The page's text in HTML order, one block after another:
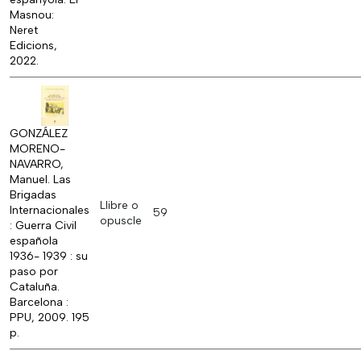
Masnou:
Neret
Edicions,
2022.
GONZÁLEZ
MORENO-
NAVARRO,
Manuel. Las
Brigadas
Internacionales
: Guerra Civil
española
1936- 1939 : su
paso por
Cataluña.
Barcelona :
PPU, 2009. 195
p.
Llibre o
opuscle
59